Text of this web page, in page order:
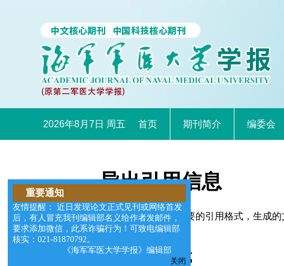
2026年8月7日 周五 首页 期刊简介 编委会
导出引用信息
您可以选择适合您需要的引用格式，生成的
请选择导出格式
重要通知
友情提醒： 近日发现论文正式见刊或网络首发
后，有人冒充我刊编辑部名义给作者发邮件，
要求添加微信，此系诈骗行为！可致电编辑部
核实：021-81870792。
《海军军医大学学报》编辑部
关闭